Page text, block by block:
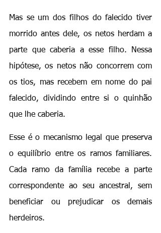
Mas se um dos filhos do falecido tiver
morrido antes dele, os netos herdam a
parte que caberia a esse filho. Nessa
hipótese, os netos não concorrem com
os tios, mas recebem em nome do pai
falecido, dividindo entre si o quinhão
que lhe caberia.
Esse é o mecanismo legal que preserva
o equilíbrio entre os ramos familiares.
Cada ramo da família recebe a parte
correspondente ao seu ancestral, sem
beneficiar ou prejudicar os demais
herdeiros.